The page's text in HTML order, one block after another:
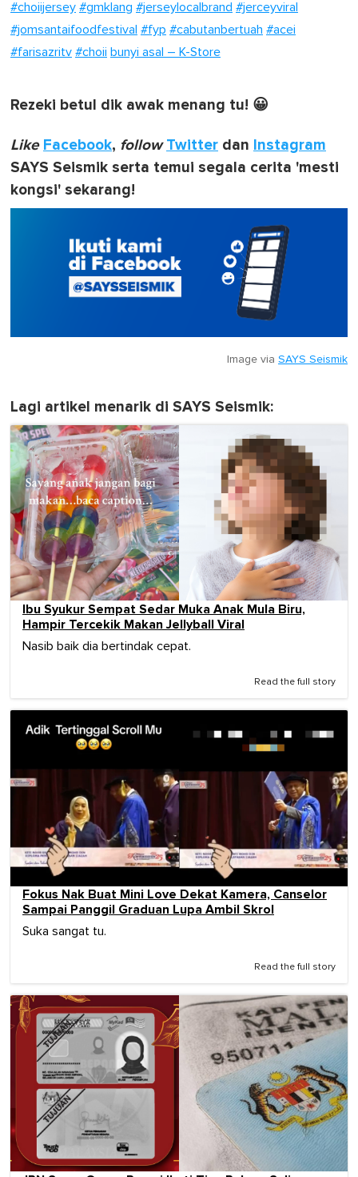
#choiijersey #gmklang #jerseylocalbrand #jerceyviral
#jomsantaifoodfestival #fyp #cabutanbertuah #acei
#farisazritv #choii bunyi asal – K-Store
Rezeki betul dik awak menang tu! 😀
Like Facebook, follow Twitter dan Instagram
SAYS Seismik serta temui segala cerita 'mesti
kongsi' sekarang!
Image via SAYS Seismik
Lagi artikel menarik di SAYS Seismik:
Ibu Syukur Sempat Sedar Muka Anak Mula Biru,
Hampir Tercekik Makan Jellyball Viral
Nasib baik dia bertindak cepat.
Read the full story
Fokus Nak Buat Mini Love Dekat Kamera, Canselor
Sampai Panggil Graduan Lupa Ambil Skrol
Suka sangat tu.
Read the full story